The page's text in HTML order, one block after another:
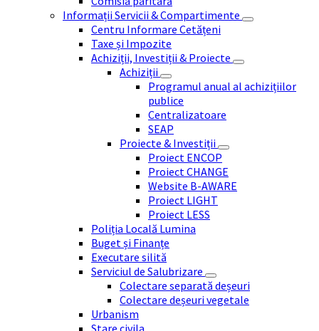
Informații Servicii & Compartimente
Centru Informare Cetățeni
Taxe și Impozite
Achiziții, Investiții & Proiecte
Achiziții
Programul anual al achizițiilor
publice
Centralizatoare
SEAP
Proiecte & Investiții
Proiect ENCOP
Proiect CHANGE
Website B-AWARE
Proiect LIGHT
Proiect LESS
Poliția Locală Lumina
Buget și Finanțe
Executare silită
Serviciul de Salubrizare
Colectare separată deșeuri
Colectare deșeuri vegetale
Urbanism
Stare civila